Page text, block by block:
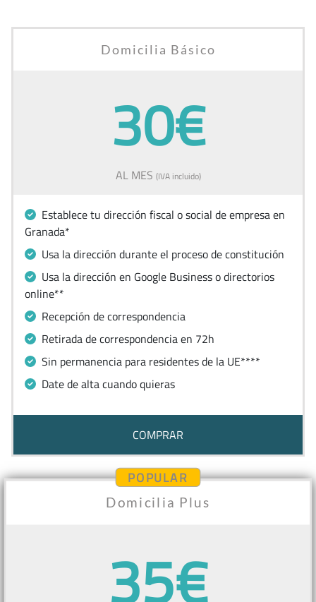
Domicilia Básico
30€
AL MES (IVA incluido)
Establece tu dirección fiscal o social de empresa en
Granada*
Usa la dirección durante el proceso de constitución
Usa la dirección en Google Business o directorios
online**
Recepción de correspondencia
Retirada de correspondencia en 72h
Sin permanencia para residentes de la UE****
Date de alta cuando quieras
COMPRAR
POPULAR
Domicilia Plus
35€